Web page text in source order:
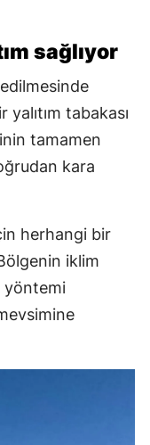
sağlıyor
tabakası
tamamen
kara
herhangi bir
iklim
yöntemi